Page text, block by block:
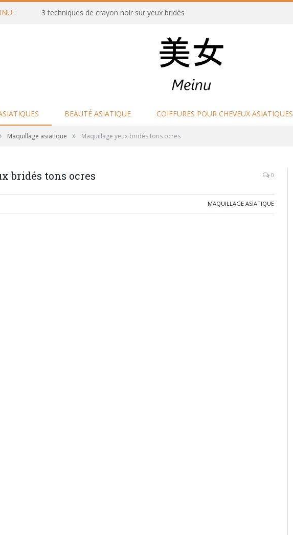
: 3 techniques de crayon noir sur yeux bridés
BEAUTÉ ASIATIQUE COIFFURES POUR CHEVEUX ASIATIQUES
Maquillage asiatique » Maquillage yeux bridés tons ocres
bridés tons ocres 0
MAQUILLAGE ASIATIQUE